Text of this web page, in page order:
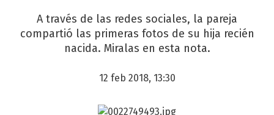
A través de las redes sociales, la pareja
compartió las primeras fotos de su hija recién
nacida. Miralas en esta nota.
12 feb 2018, 13:30